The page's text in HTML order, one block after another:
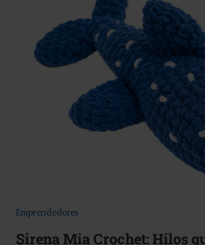
Emprendedores
Sirena Mia Crochet: Hilos